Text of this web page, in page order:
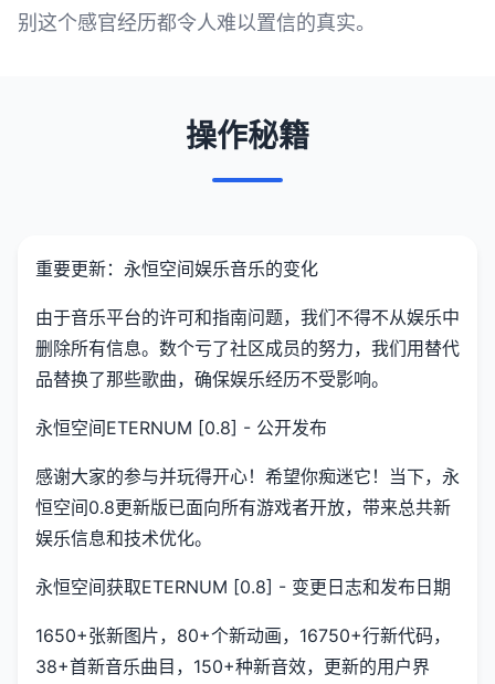
别这个感官经历都令人难以置信的真实。
操作秘籍
重要更新：永恒空间娱乐音乐的变化
由于音乐平台的许可和指南问题，我们不得不从娱乐中
删除所有信息。数个亏了社区成员的努力，我们用替代
品替换了那些歌曲，确保娱乐经历不受影响。
永恒空间ETERNUM [0.8] - 公开发布
感谢大家的参与并玩得开心！希望你痴迷它！当下，永
恒空间0.8更新版已面向所有游戏者开放，带来总共新
娱乐信息和技术优化。
永恒空间获取ETERNUM [0.8] - 变更日志和发布日期
1650+张新图片，80+个新动画，16750+行新代码，
38+首新音乐曲目，150+种新音效，更新的用户界